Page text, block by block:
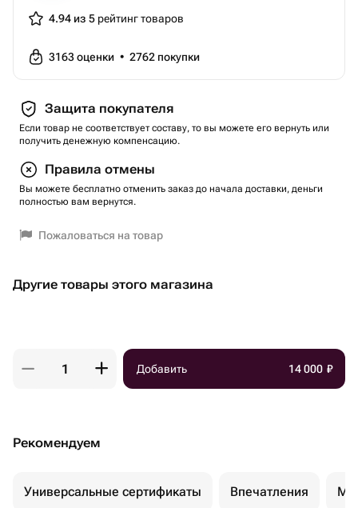
4.94 из 5 рейтинг товаров
3163оценки • 2762 покупки
Защита покупателя
Если товар не соответствует составу, то вы можете его вернуть или
получить денежную компенсацию.
Правила отмены
Вы можете бесплатно отменить заказ до начала доставки, деньги
полностью вам вернутся.
Пожаловаться на товар
Другие товары этого магазина
Добавить 14 000 ₽
Рекомендуем
Универсальные сертификаты Впечатления